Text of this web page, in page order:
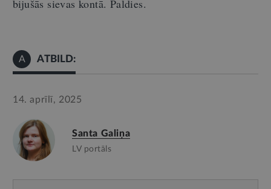
bijušās sievas kontā. Paldies.
A ATBILD:
14. aprīlī, 2025
Santa Galiņa
LV portāls